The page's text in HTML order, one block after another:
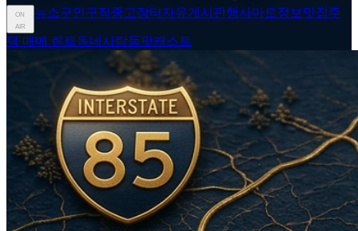
ON
AIR
뉴스구인구직중고장터 자유게시판행사마트정보 맛집주
택 매매 렌트동네사람들팟캐스트